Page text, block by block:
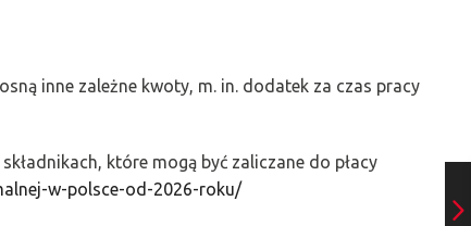
inne zależne kwoty, m. in. dodatek za czas pracy
które mogą być zaliczane do płacy
w-polsce-od-2026-roku/